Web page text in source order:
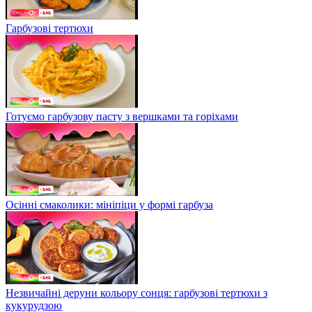
Гарбузові тертюхи
Готуємо гарбузову пасту з вершками та горіхами
Осінні смаколики: мініпіци у формі гарбуза
Незвичайні деруни кольору сонця: гарбузові тертюхи з
кукурудзою